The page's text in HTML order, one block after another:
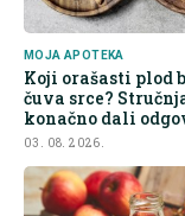
MOJA APOTEKA
Koji orašasti plod
čuva srce?
konačno dali
03. 08. 2026.